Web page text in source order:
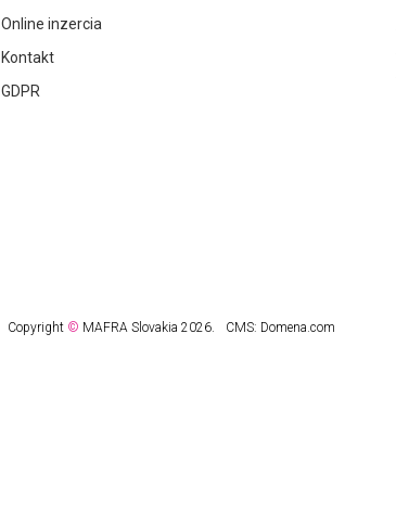
Online inzercia
Kontakt
GDPR
Copyright © MAFRA Slovakia 2026. CMS: Domena.com